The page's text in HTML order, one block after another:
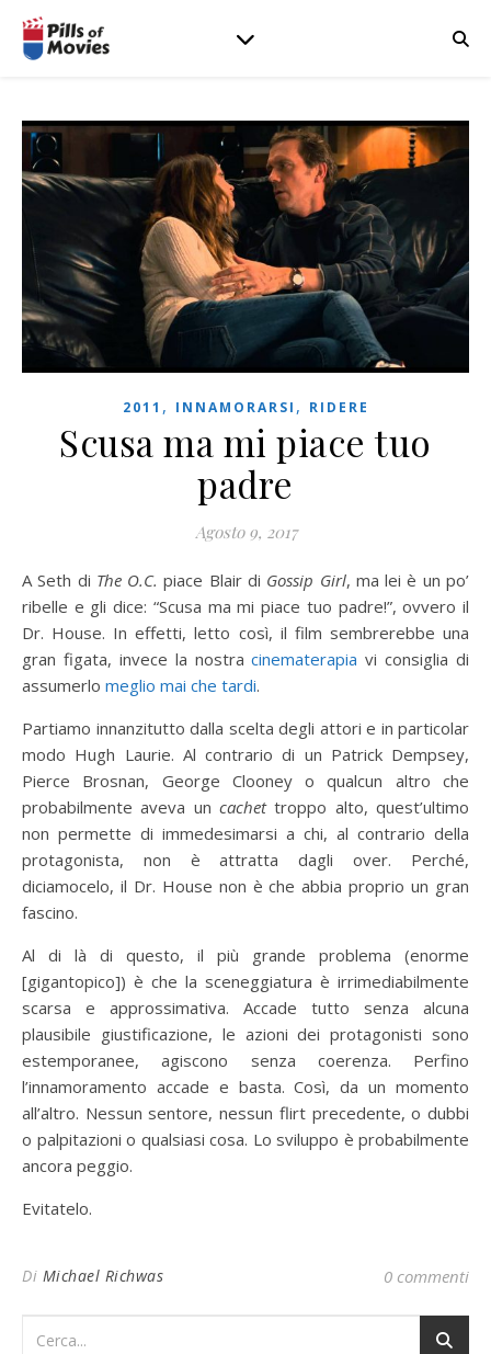
2011 , INNAMORARSI , RIDERE
Scusa ma mi piace tuo
padre
Agosto 9, 2017
A Seth di The O.C. piace Blair di Gossip Girl, ma lei è un po’
ribelle e gli dice: “Scusa ma mi piace tuo padre!”, ovvero il
Dr. House. In effetti, letto così, il film sembrerebbe una
gran figata, invece la nostracinematerapia vi consiglia di
assumerlo meglio mai che tardi.
Partiamo innanzitutto dalla scelta degli attori e in particolar
modo Hugh Laurie. Al contrario di un Patrick Dempsey,
Pierce Brosnan, George Clooney o qualcun altro che
probabilmente aveva un cachettroppo alto, quest’ultimo
non permette di immedesimarsi a chi, al contrario della
protagonista, non è attratta dagli over. Perché,
diciamocelo, il Dr. House non è che abbia proprio un gran
fascino.
Al di là di questo, il più grande problema (enorme
[gigantopico]) è che la sceneggiatura è irrimediabilmente
scarsa e approssimativa. Accade tutto senza alcuna
plausibile giustificazione, le azioni dei protagonisti sono
estemporanee, agiscono senza coerenza. Perfino
l’innamoramento accade e basta. Così, da un momento
all’altro. Nessun sentore, nessun flirt precedente, o dubbi
o palpitazioni o qualsiasi cosa. Lo sviluppo è probabilmente
ancora peggio.
Evitatelo.
Di Michael Richwas 0 commenti